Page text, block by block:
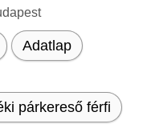
Adatlap
párkereső férfi